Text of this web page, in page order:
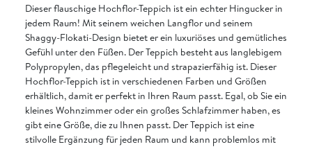
Dieser flauschige Hochflor-Teppich ist ein echter Hingucker in
jedem Raum! Mit seinem weichen Langflor und seinem
Shaggy-Flokati-Design bietet er ein luxuriöses und gemütliches
Gefühl unter den Füßen. Der Teppich besteht aus langlebigem
Polypropylen, das pflegeleicht und strapazierfähig ist. Dieser
Hochflor-Teppich ist in verschiedenen Farben und Größen
erhältlich, damit er perfekt in Ihren Raum passt. Egal, ob Sie ein
kleines Wohnzimmer oder ein großes Schlafzimmer haben, es
gibt eine Größe, die zu Ihnen passt. Der Teppich ist eine
stilvolle Ergänzung für jeden Raum und kann problemlos mit